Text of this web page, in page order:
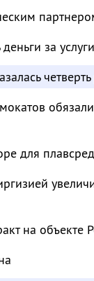
за
для
на объекте